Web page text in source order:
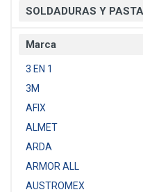
SOLDADURAS Y
Marca
3 EN 1
3M
AFIX
ALMET
ARDA
ARMOR ALL
AUSTROMEX